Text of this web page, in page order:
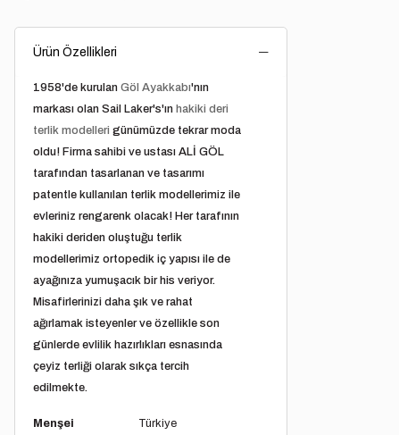
Ürün Özellikleri
1958'de kurulanGöl Ayakkabı'nın
markası olan Sail Laker's'ın hakiki deri
terlik modelleri günümüzde tekrar moda
oldu! Firma sahibi ve ustası ALİ GÖL
tarafından tasarlanan ve tasarımı
patentle kullanılan terlik modellerimiz ile
evleriniz rengarenk olacak! Her tarafının
hakiki deriden oluştuğu terlik
modellerimiz ortopedik iç yapısı ile de
ayağınıza yumuşacık bir his veriyor.
Misafirlerinizi daha şık ve rahat
ağırlamak isteyenler ve özellikle son
günlerde evlilik hazırlıkları esnasında
çeyiz terliği olarak sıkça tercih
edilmekte.
Menşei
Türkiye